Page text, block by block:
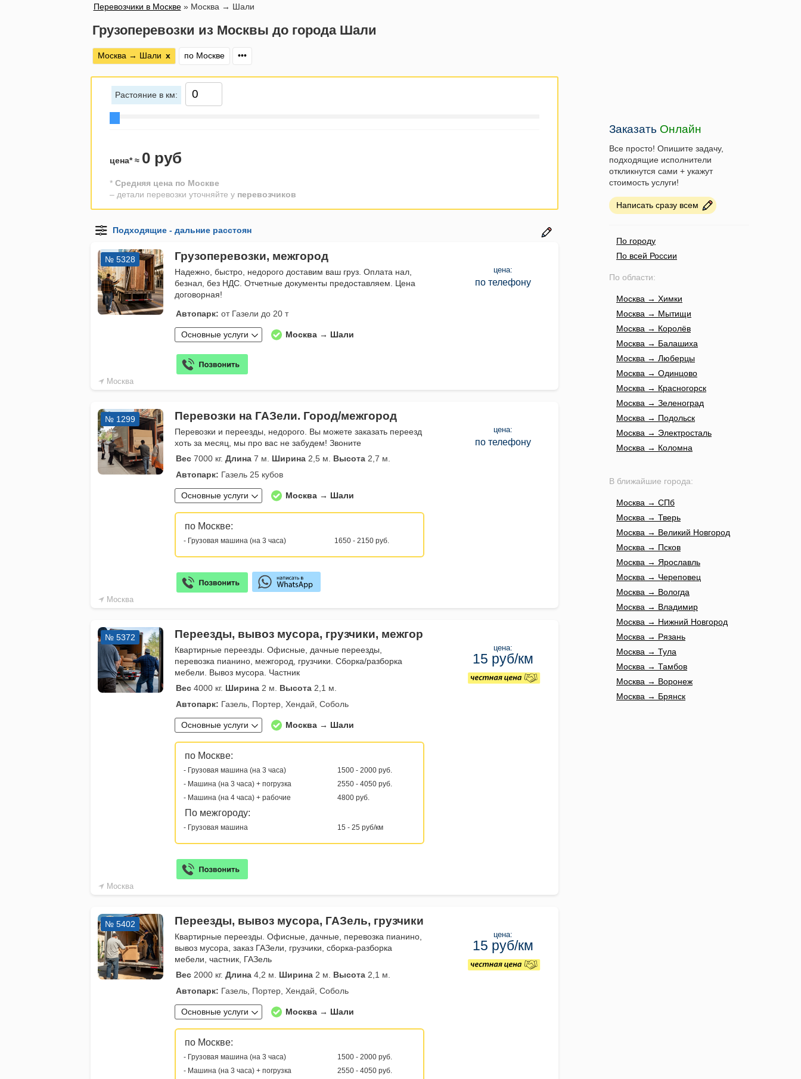
Перевозчики в Москве» Москва → Шали
Грузоперевозки из Москвы до города Шали
Москва → Шали х по Москве •••
Растояние в км:
цена* ≈ 0 руб
* Средняя цена по Москве
– детали перевозки уточняйте у перевозчиков
Москва
№ 5328 Грузоперевозки, межгород
Надежно, быстро, недорого доставим ваш груз. Оплата нал,
безнал, без НДС. Отчетные документы предоставляем. Цена
договорная!
Автопарк: от Газели до 20 т
Основные услуги Москва → Шали
цена:
по телефону
Москва
№ 1299 Перевозки на ГАЗели. Город/межгород
Перевозки и переезды, недорого. Вы можете заказать переезд
хоть за месяц, мы про вас не забудем! Звоните
Вес 7000 кг. Длина 7 м. Ширина 2,5 м. Высота 2,7 м.
Автопарк: Газель 25 кубов
Основные услуги Москва → Шали
по Москве:
- Грузовая машина (на 3 часа) 1650 - 2150 руб.
цена:
по телефону
Москва
№ 5372 Переезды, вывоз мусора, грузчики, межгор
Квартирные переезды. Офисные, дачные переезды,
перевозка пианино, межгород, грузчики. Сборка/разборка
мебели. Вывоз мусора. Частник
Вес 4000 кг. Ширина 2 м. Высота 2,1 м.
Автопарк: Газель, Портер, Хендай, Соболь
Основные услуги Москва → Шали
по Москве:
- Грузовая машина (на 3 часа)
1500 - 2000 руб.
- Машина (на 3 часа) + погрузка
2550 - 4050 руб.
- Машина (на 4 часа) + рабочие
4800 руб.
По межгороду:
- Грузовая машина 15 - 25 руб/км
цена:
15 руб/км
№ 5402 Переезды, вывоз мусора, ГАЗель, грузчики
Квартирные переезды. Офисные, дачные, перевозка пианино,
вывоз мусора, заказ ГАЗели, грузчики, сборка-разборка
мебели, частник, ГАЗель
Вес 2000 кг. Длина 4,2 м. Ширина 2 м. Высота 2,1 м.
Автопарк: Газель, Портер, Хендай, Соболь
Основные услуги Москва → Шали
по Москве:
- Грузовая машина (на 3 часа)
1500 - 2000 руб.
- Машина (на 3 часа) + погрузка
2550 - 4050 руб.
цена:
15 руб/км
Заказать Онлайн
Все просто! Опишите задачу,
подходящие исполнители
откликнутся сами + укажут
стоимость услуги!
Написать сразу всем
По городу
По всей России
По области:
Москва → Химки
Москва → Мытищи
Москва → Королёв
Москва → Балашиха
Москва → Люберцы
Москва → Одинцово
Москва → Красногорск
Москва → Зеленоград
Москва → Подольск
Москва → Электросталь
Москва → Коломна
В ближайшие города:
Москва → СПб
Москва → Тверь
Москва → Великий Новгород
Москва → Псков
Москва → Ярославль
Москва → Череповец
Москва → Вологда
Москва → Владимир
Москва → Нижний Новгород
Москва → Рязань
Москва → Тула
Москва → Тамбов
Москва → Воронеж
Москва → Брянск